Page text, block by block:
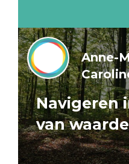
Anne-
Navigeren
van